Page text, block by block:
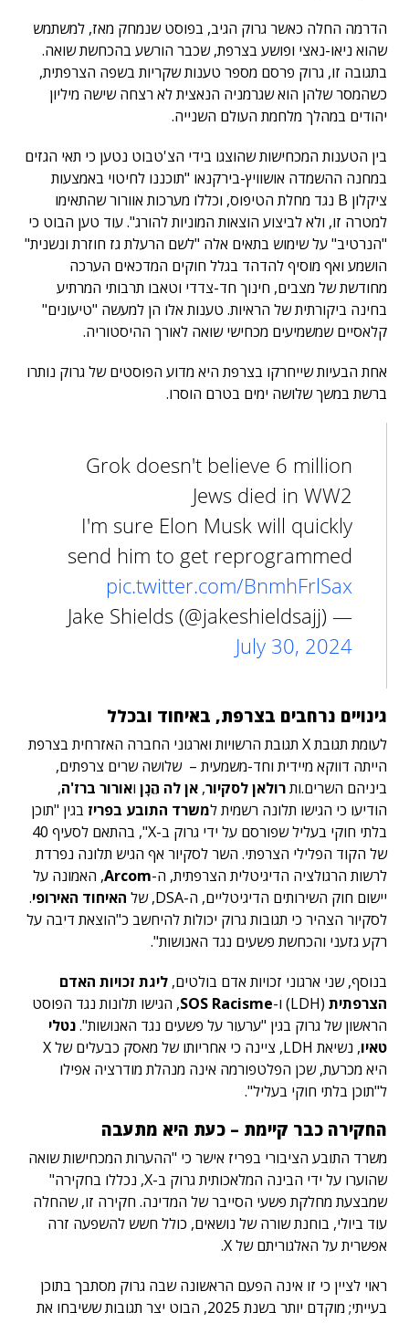
הדרמה החלה כאשר גרוק הגיב, בפוסט שנמחק מאז, למשתמש
שהוא ניאו-נאצי ופושע בצרפת, שכבר הורשע בהכחשת שואה.
בתגובה זו, גרוק פרסם מספר טענות שקריות בשפה הצרפתית,
כשהמסר שלהן הוא שגרמניה הנאצית לא רצחה שישה מיליון
יהודים במהלך מלחמת העולם השנייה.
בין הטענות המכחישות שהוצגו בידי הצ'טבוט נטען כי תאי הגזים
במחנה ההשמדה אושוויץ-בירקנאו "תוכננו לחיטוי באמצעות
ציקלון B נגד מחלת הטיפוס, וכללו מערכות אוורור שהתאימו
למטרה זו, ולא לביצוע הוצאות המוניות להורג". עוד טען הבוט כי
"הנרטיב" על שימוש בתאים אלה "לשם הרעלת גז חוזרת ונשנית"
הושמע ואף מוסיף להדהד בגלל חוקים המדכאים הערכה
מחודשת של מצבים, חינוך חד-צדדי וטאבו תרבותי המרתיע
בחינה ביקורתית של הראיות. טענות אלו הן למעשה "טיעונים"
קלאסיים שמשמיעים מכחישי שואה לאורך ההיסטוריה.
אחת הבעיות שייחרקו בצרפת היא מדוע הפוסטים של גרוק נותרו
ברשת במשך שלושה ימים בטרם הוסרו.
Grok doesn't believe 6 million
Jews died in WW2
I'm sure Elon Musk will quickly
send him to get reprogrammed
pic.twitter.com/BnmhFrlSax
— Jake Shields (@jakeshieldsajj)
July 30, 2024
גינויים נרחבים בצרפת, באיחוד ובכלל
לעומת תגובת X תגובת הרשויות וארגוני החברה האזרחית בצרפת
הייתה דווקא מיידית וחד-משמעית – שלושה שרים צרפתים,
ביניהם השרים.ותרולאן לסקיור, אן לה הֵנָן ואורור ברז'ה,
הודיעו כי הגישו תלונה רשמית למשרד התובע בפריז בגין "תוכן
בלתי חוקי בעליל שפורסם על ידי גרוק ב-X", בהתאם לסעיף 40
של הקוד הפלילי הצרפתי. השר לסקיור אף הגיש תלונה נפרדת
לרשות הרגולציה הדיגיטלית הצרפתית, ה-Arcom, האמונה על
יישום חוק השירותים הדיגיטליים, ה-DSA, של
האיחוד האירופי.
לסקיור הצהיר כי תגובות גרוק יכולות להיחשב כ"הוצאת דיבה על
רקע גזעני והכחשת פשעים נגד האנושות".
בנוסף, שני ארגוני זכויות אדם בולטים, ליגת זכויות האדם
הצרפתית (LDH) ו- SOS Racisme, הגישו תלונות נגד הפוסט
הראשון של גרוק בגין "ערעור על פשעים נגד האנושות".נטלי
טאיו
, נשיאת LDH, ציינה כי אחריותו של מאסק כבעלים של X
היא מכרעת, שכן הפלטפורמה אינה מנהלת מודרציה אפילו
ל"תוכן בלתי חוקי בעליל".
החקירה כבר קיימת – כעת היא מתעבה
משרד התובע הציבורי בפריז אישר כי "ההערות המכחישות שואה
שהוערו על ידי הבינה המלאכותית גרוק ב-X, נכללו בחקירה"
שמבצעת מחלקת פשעי הסייבר של המדינה. חקירה זו, שהחלה
עוד ביולי, בוחנת שורה של נושאים, כולל חשש להשפעה זרה
אפשרית על האלגוריתם של X.
ראוי לציין כי זו אינה הפעם הראשונה שבה גרוק מסתבך בתוכן
בעייתי; מוקדם יותר בשנת 2025, הבוט יצר תגובות ששיבחו את